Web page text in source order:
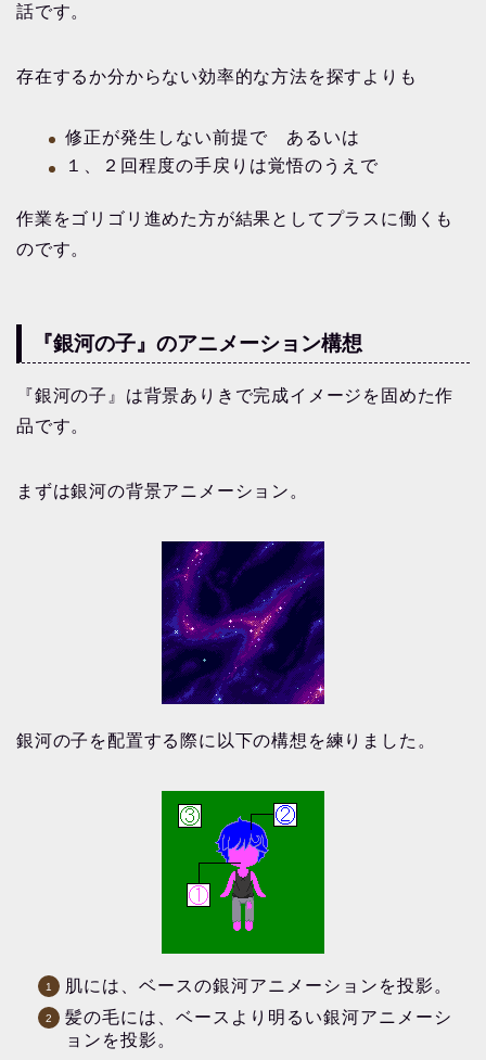
話です。
存在するか分からない効率的な方法を探すよりも
修正が発生しない前提で あるいは
１、２回程度の手戻りは覚悟のうえで
作業をゴリゴリ進めた方が結果としてプラスに働くも
のです。
『銀河の子』のアニメーション構想
『銀河の子』は背景ありきで完成イメージを固めた作
品です。
まずは銀河の背景アニメーション。
銀河の子を配置する際に以下の構想を練りました。
肌には、ベースの銀河アニメーションを投影。
髪の毛には、ベースより明るい銀河アニメーシ
ョンを投影。